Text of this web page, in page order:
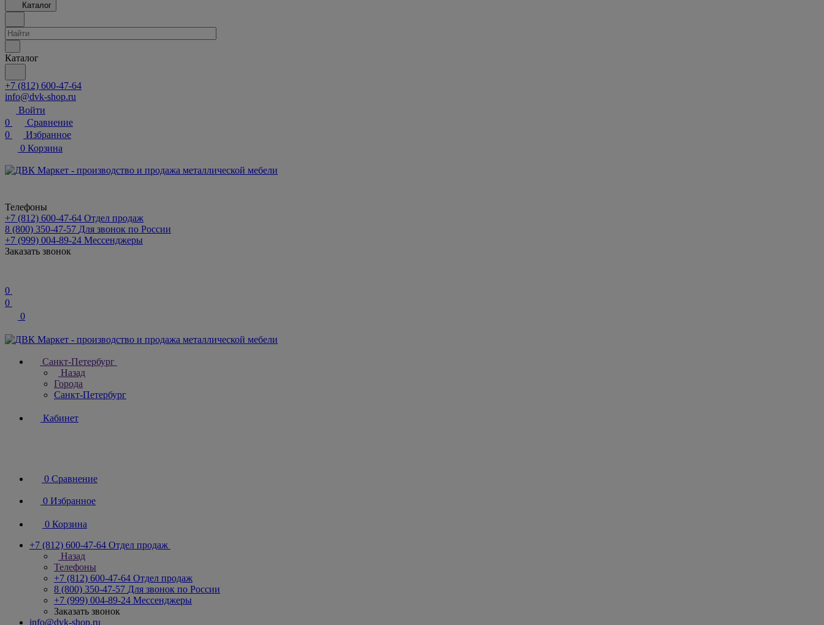
Каталог
Каталог
+7 (812) 600-47-64
info@dvk-shop.ru
Войти
0
Сравнение
0
Избранное
0 Корзина
Телефоны
+7 (812) 600-47-64 Отдел продаж
8 (800) 350-47-57 Для звонок по России
+7 (999) 004-89-24 Мессенджеры
Заказать звонок
0
0
0
Санкт-Петербург
Назад
Города
Санкт-Петербург
Кабинет
0 Сравнение
0 Избранное
0 Корзина
+7 (812) 600-47-64 Отдел продаж
Назад
Телефоны
+7 (812) 600-47-64 Отдел продаж
8 (800) 350-47-57 Для звонок по России
+7 (999) 004-89-24 Мессенджеры
Заказать звонок
info@dvk-shop.ru